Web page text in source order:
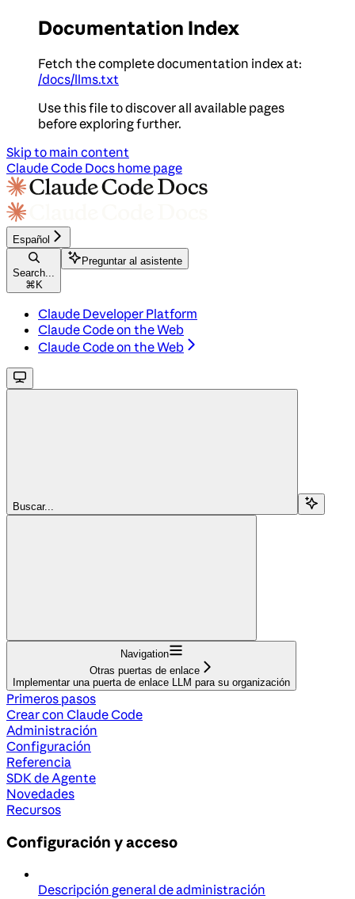
Documentation Index
Fetch the complete documentation index at:
/docs/llms.txt
Use this file to discover all available pages
before exploring further.
Skip to main content
Claude Code Docs home page
Español
Search...
⌘ K
Preguntar al asistente
Claude Developer Platform
Claude Code on the Web
Claude Code on the Web
Buscar...
Navigation
Otras puertas de enlace
Implementar una puerta de enlace LLM para su organización
Primeros pasos
Crear con Claude Code
Administración
Configuración
Referencia
SDK de Agente
Novedades
Recursos
Configuración y acceso
Descripción general de administración